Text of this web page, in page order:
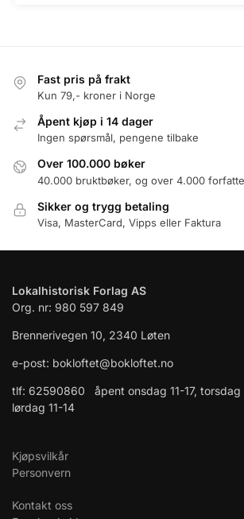
Fast pris på frakt
Kun 79,- kroner i Norge
Åpent kjøp i 14 dager
Ingen spørsmål, pengene tilbake
Over 100.000 bøker
40.000 bruktbøker, og over 4.000
Sikker og trygg betaling
Visa, MasterCard, Vipps eller Faktura
Lokalhistorisk Forlag AS
Org. nr: 980 597 849
Brennerivegen 10, 2340 Løten
e-post: bokloftet@bokloftet.no
tlf: 62590860 åpent onsdag 11-17, torsdag
lørdag 11-14
Kjøpsvilkår
Personvern
Kontakt oss